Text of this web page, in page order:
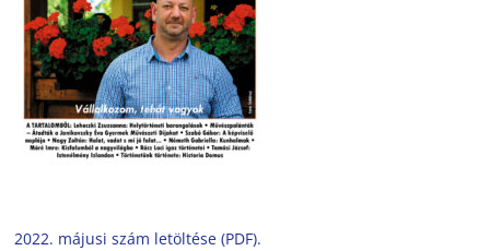
2022. májusi szám letöltése (PDF).